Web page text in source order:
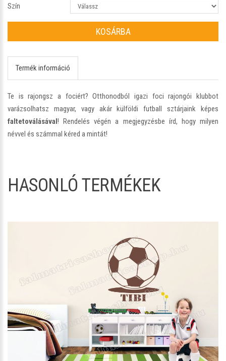
Szín
KOSÁRBA
Termék információ
Te is rajongsz a fociért? Otthonodból igazi foci rajongói klubbot
varázsolhatsz magyar, vagy akár külföldi futball sztárjaink képes
faltetoválásával! Rendelés végén a megjegyzésbe írd, hogy milyen
névvel és számmal kéred a mintát!
HASONLÓ TERMÉKEK